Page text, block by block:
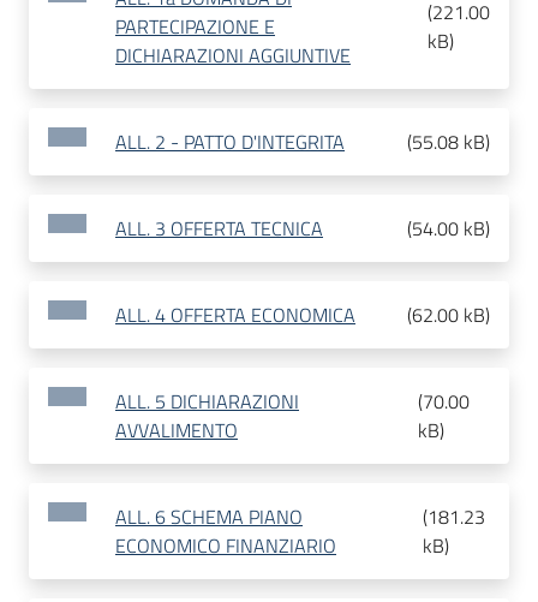
PARTECIPAZIONE E
DICHIARAZIONI AGGIUNTIVE
(221.00
kB)
ALL. 2 - PATTO D'INTEGRITA (55.08 kB)
ALL. 3 OFFERTA TECNICA (54.00 kB)
ALL. 4 OFFERTA ECONOMICA (62.00 kB)
ALL. 5 DICHIARAZIONI
AVVALIMENTO
(70.00
kB)
ALL. 6 SCHEMA PIANO
ECONOMICO FINANZIARIO
(181.23
kB)